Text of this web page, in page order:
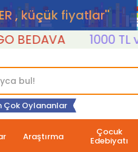
, küçük fiyatlar''
1000 TL ve
Çok Oylananlar
Araştırma Çocuk
Edebiyatı